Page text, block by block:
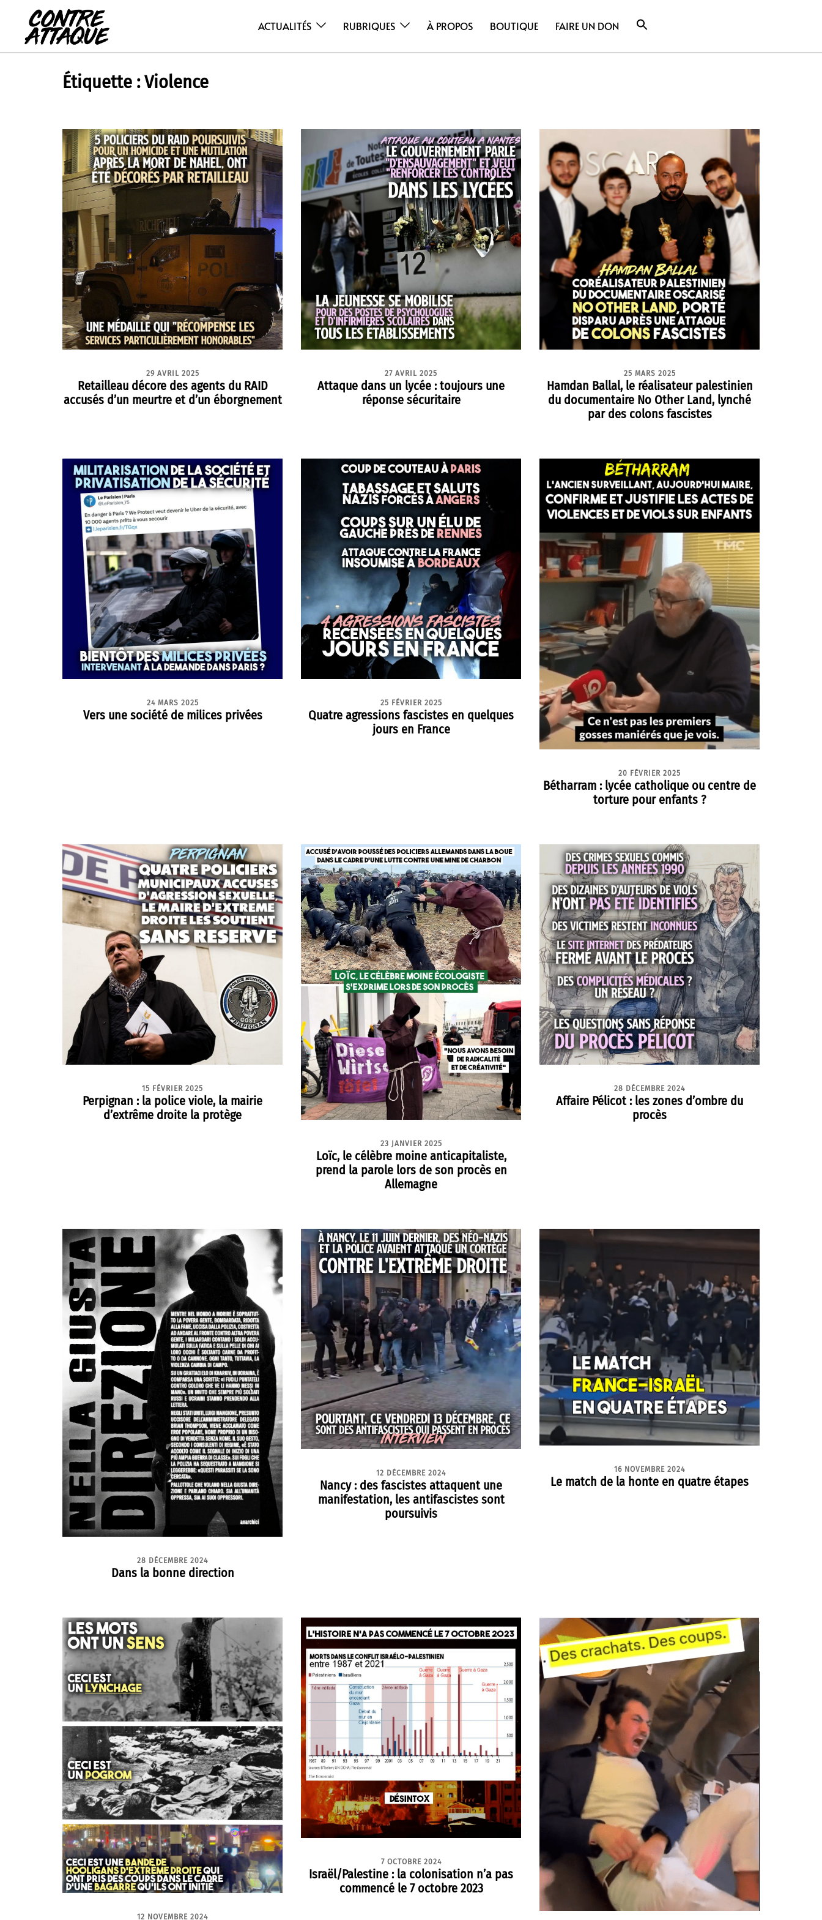
contenu
ACTUALITÉS RUBRIQUES À PROPOS BOUTIQUE FAIRE UN DON
Étiquette :Violence
29 AVRIL 2025
Retailleau décore des agents du RAID
accusés d’un meurtre et d’un éborgnement
27 AVRIL 2025
Attaque dans un lycée : toujours une
réponse sécuritaire
25 MARS 2025
Hamdan Ballal, le réalisateur palestinien
du documentaire No Other Land, lynché
par des colons fascistes
24 MARS 2025
Vers une société de milices privées
25 FÉVRIER 2025
Quatre agressions fascistes en quelques
jours en France
20 FÉVRIER 2025
Bétharram : lycée catholique ou centre de
torture pour enfants ?
15 FÉVRIER 2025
Perpignan : la police viole, la mairie
d’extrême droite la protège
23 JANVIER 2025
Loïc, le célèbre moine anticapitaliste,
prend la parole lors de son procès en
Allemagne
28 DÉCEMBRE 2024
Affaire Pélicot : les zones d’ombre du
procès
28 DÉCEMBRE 2024
Dans la bonne direction
12 DÉCEMBRE 2024
Nancy : des fascistes attaquent une
manifestation, les antifascistes sont
poursuivis
16 NOVEMBRE 2024
Le match de la honte en quatre étapes
12 NOVEMBRE 2024
7 OCTOBRE 2024
Israël/Palestine : la colonisation n’a pas
commencé le 7 octobre 2023